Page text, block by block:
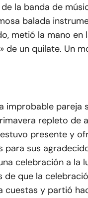
la banda de
balada
metió la mano
de un quilate. Un
improbable pareja
repleto de
presente y
para sus
celebración a la
de que la
cuestas y partió